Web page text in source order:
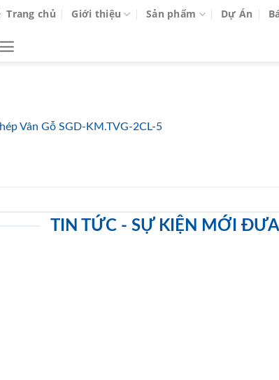
Trang chủ Giới thiệu Sản phẩm Dự Án
Vân Gỗ SGD-KM.TVG-2CL-5
TIN TỨC - SỰ KIỆN MỚI ĐƯA